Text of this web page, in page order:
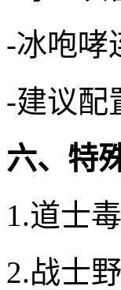
-冰咆哮
-建议配
六、特
1.道士
2.战士